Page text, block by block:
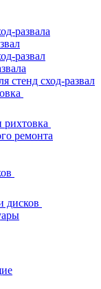
развала
развал
стенд сход-развал
рихтовка
ремонта
дисков